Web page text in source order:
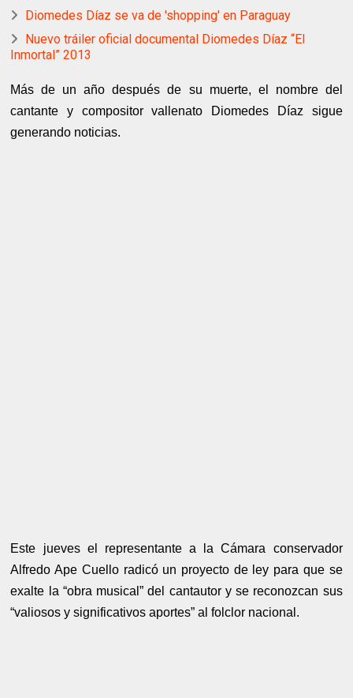
Diomedes Díaz se va de 'shopping' en Paraguay
Nuevo tráiler oficial documental Diomedes Díaz “El
Inmortal” 2013
Más de un año después de su muerte, el nombre del
cantante y compositor vallenato Diomedes Díaz sigue
generando noticias.
Este jueves el representante a la Cámara conservador
Alfredo Ape Cuello radicó un proyecto de ley para que se
exalte la “obra musical” del cantautor y se reconozcan sus
“valiosos y significativos aportes” al folclor nacional.